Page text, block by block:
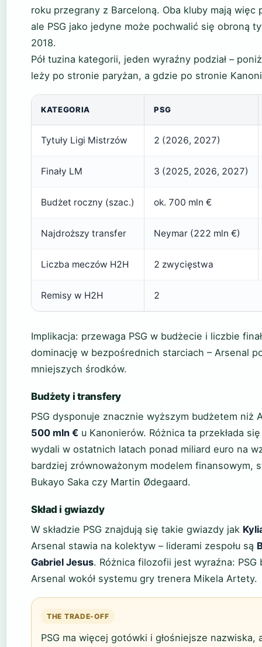
roku przegrany z Barceloną. Oba kluby mają
ale PSG jako jedyne może pochwalić się obroną
2018.
Pół tuzina kategorii, jeden wyraźny podział –
leży po stronie paryżan, a gdzie po stronie
KATEGORIA PSG
Tytuły Ligi Mistrzów 2 (2026, 2027)
Finały LM 3 (2025, 2026, 2027)
Budżet roczny (szac.) ok. 700 mln €
Najdroższy transfer Neymar (222 mln €)
Liczba meczów H2H 2 zwycięstwa
Remisy w H2H 2
Implikacja: przewaga PSG w budżecie i liczbie
dominację w bezpośrednich starciach – Arsenal
mniejszych środków.
Budżety i transfery
PSG dysponuje znacznie wyższym budżetem niż
500 mln € u Kanonierów. Różnica ta przekłada
wydali w ostatnich latach ponad miliard euro na
bardziej zrównoważonym modelem finansowym,
Bukayo Saka czy Martin Ødegaard.
Skład i gwiazdy
W składzie PSG znajdują się takie gwiazdy jak
Arsenal stawia na kolektyw – liderami zespołu są
Gabriel Jesus. Różnica filozofii jest wyraźna:
Arsenal wokół systemu gry trenera Mikela Artety.
THE TRADE-OFF
PSG ma więcej gotówki i głośniejsze